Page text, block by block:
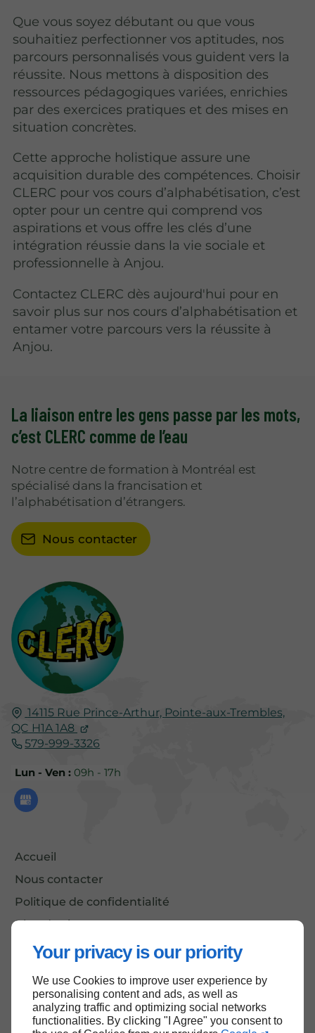
Your privacy is our priority
We use Cookies to improve user experience by
personalising content and ads, as well as
analyzing traffic and optimizing social networks
functionalities. By clicking "I Agree" you consent to
Que vous soyez débutant ou que vous
souhaitiez perfectionner vos aptitudes, nos
parcours personnalisés vous guident vers la
réussite. Nous mettons à disposition des
ressources pédagogiques variées, enrichies
par des exercices pratiques et des mises en
situation concrètes.
Cette approche holistique assure une
acquisition durable des compétences. Choisir
CLERC pour vos cours d’alphabétisation, c’est
opter pour un centre qui comprend vos
aspirations et vous offre les clés d’une
intégration réussie dans la vie sociale et
professionnelle à Anjou.
Contactez CLERC dès aujourd'hui pour en
savoir plus sur nos cours d’alphabétisation et
entamer votre parcours vers la réussite à
Anjou.
14115 Rue Prince-Arthur, Pointe-aux-Trembles,
QC H1A 1A8
579-999-3326
Lun - Ven :09h - 17h
Accueil
Nous contacter
Politique de confidentialité
Plan du site
La liaison entre les gens passe par les mots,
c’est CLERC comme de l’eau
Notre centre de formation à Montréal est
spécialisé dans la francisation et
l’alphabétisation d’étrangers.
Nous contacter
Haut de page